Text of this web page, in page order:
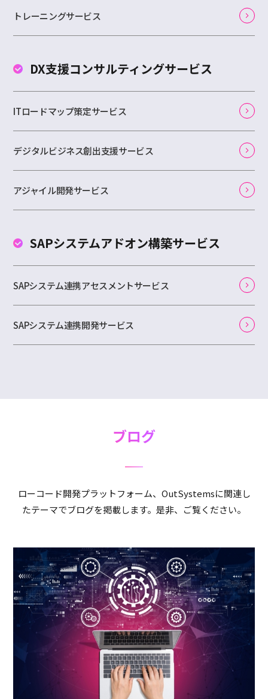
トレーニングサービス
DX支援コンサルティングサービス
ITロードマップ策定サービス
デジタルビジネス創出支援サービス
アジャイル開発サービス
SAPシステムアドオン構築サービス
SAPシステム連携アセスメントサービス
SAPシステム連携開発サービス
ブログ
ローコード開発プラットフォーム、OutSystemsに関連し
たテーマでブログを掲載します。是非、ご覧ください。